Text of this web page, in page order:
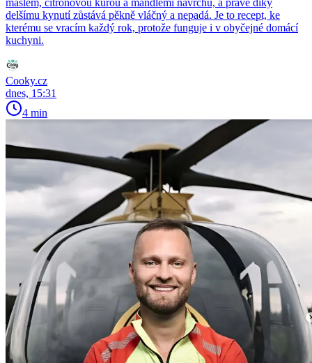
delšímu kynutí zůstává pěkně vláčný a nepadá. Je to recept, ke
kterému se vracím každý rok, protože funguje i v obyčejné domácí
kuchyni.
Cooky.cz
dnes, 15:31
4 min